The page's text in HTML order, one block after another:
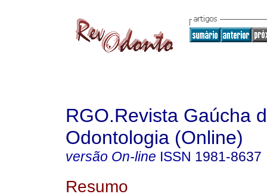
RGO.Revista Gaúcha
Odontologia (Online)
versão On-line ISSN 1981-8637
Resumo